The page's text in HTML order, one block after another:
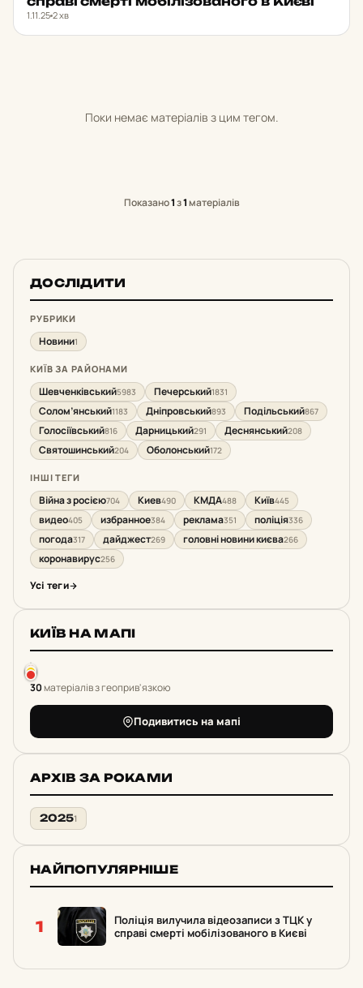
1.11.25 2 хв
Поки немає матеріалів з цим тегом.
Показано1з1матеріалів
ДОСЛІДИТИ
РУБРИКИ
Новини1
КИЇВ ЗА РАЙОНАМИ
Шевченківський5983 Печерський1831
Солом’янський1183 Дніпровський893 Подільський867
Голосіївський816 Дарницький291 Деснянський208
Святошинський204 Оболонський172
ІНШІ ТЕГИ
Війна з росією704 Киев490 КМДА488 Київ445
видео405 избранное384 реклама351 поліція336
погода317 дайджест269 головні новини києва266
коронавирус256
Усі теги
КИЇВ НА МАПІ
30матеріалів з геоприв'язкою
Подивитись на мапі
АРХІВ ЗА РОКАМИ
20251
НАЙПОПУЛЯРНІШЕ
1
Поліція вилучила відеозаписи з ТЦК у
справі смерті мобілізованого в Києві